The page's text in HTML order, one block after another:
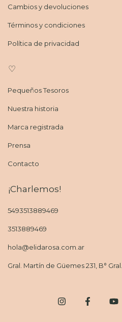
Cambios y devoluciones
Términos y condiciones
Política de privacidad
♡
Pequeños Tesoros
Nuestra historia
Marca registrada
Prensa
Contacto
¡Charlemos!
5493513889469
3513889469
hola@elidarosa.com.ar
Gral. Martín de Güemes 231, B°